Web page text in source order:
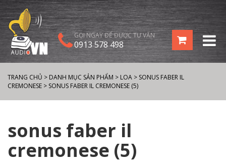
GỌI NGAY ĐỂ ĐƯỢC TƯ VẤN
0913 578 498
TRANG CHỦ > DANH MỤC SẢN PHẨM > LOA > SONUS FABER IL
CREMONESE > SONUS FABER IL CREMONESE (5)
sonus faber il
cremonese (5)